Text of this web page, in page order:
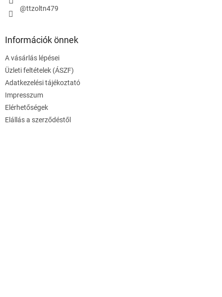
@ttzoltn479
Információk önnek
A vásárlás lépései
Üzleti feltételek (ÁSZF)
Adatkezelési tájékoztató
Impresszum
Elérhetőségek
Elállás a szerződéstől